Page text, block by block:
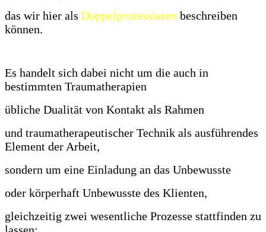
das wir hier als Doppelprozessieren beschreiben
können.
Es handelt sich dabei nicht um die auch in
bestimmten Traumatherapien
übliche Dualität von Kontakt als Rahmen
und traumatherapeutischer Technik als ausführendes
Element der Arbeit,
sondern um eine Einladung an das Unbewusste
oder körperhaft Unbewusste des Klienten,
gleichzeitig zwei wesentliche Prozesse stattfinden zu